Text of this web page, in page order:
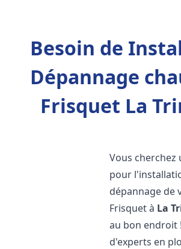
Besoin de
Dépannage
Frisquet La
Vous
pour
dépannage de
Frisquet à La
au bon endroit
d'experts en